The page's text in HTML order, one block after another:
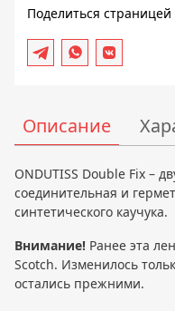
Поделиться страницей
Описание
ONDUTISS Double Fix –
соединительная и
синтетического каучука.
Внимание! Ранее эта
Scotch. Изменилось
остались прежними.